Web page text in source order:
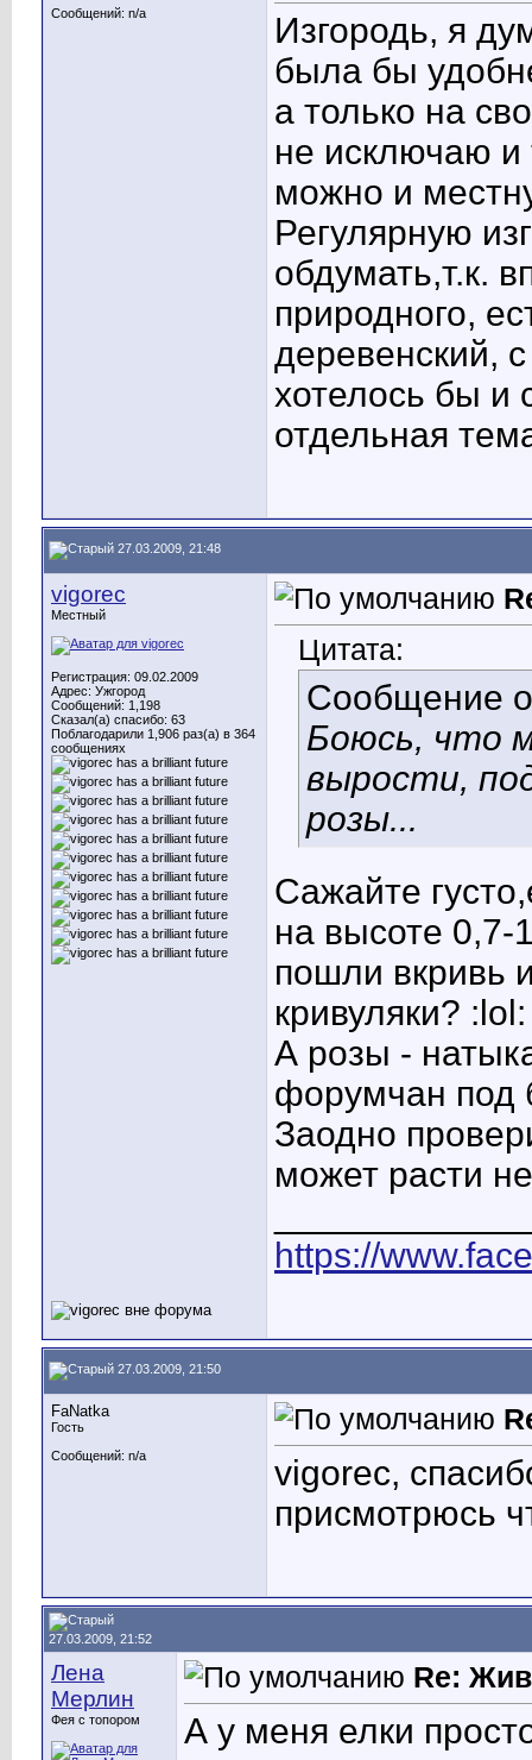
Сообщений: n/a
Изгородь, я
была бы
а только на
не исключаю и
можно и
Регулярную
обдумать,т.к.
природного,
деревенский,
хотелось бы и
отдельная
27.03.2009, 21:48
vigorec
Местный
Регистрация: 09.02.2009
Адрес: Ужгород
Сообщений: 1,198
Сказал(а) спасибо: 63
Поблагодарили 1,906 раз(а) в 364
сообщениях
Цитата:
Сообщение
Боюсь, что
вырости,
розы...
Сажайте
на высоте 0,7-
пошли вкривь
кривуляки? :lol:
А розы -
форумчан под
Заодно
может расти
https://
27.03.2009, 21:50
FaNatka
Гость
Сообщений: n/a
vigorec,
присмотрюсь
27.03.2009, 21:52
Лена
Мерлин
Фея с топором
Re:
А у меня елки